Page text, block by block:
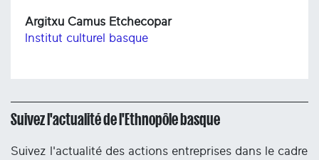
Argitxu Camus Etchecopar
Institut culturel basque
Suivez l'actualité de l'Ethnopôle basque
Suivez l'actualité des actions entreprises dans le cadre